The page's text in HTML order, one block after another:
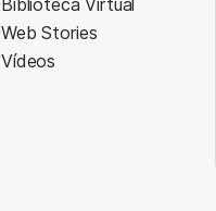
Biblioteca Virtual
Web Stories
Vídeos